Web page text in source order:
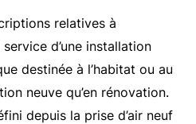
relatives à
d’une installation
destinée à l’habitat ou au
neuve qu’en rénovation.
depuis la prise d’air neuf